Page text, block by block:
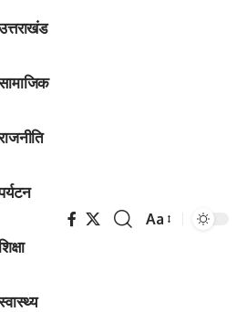
Font
Aa